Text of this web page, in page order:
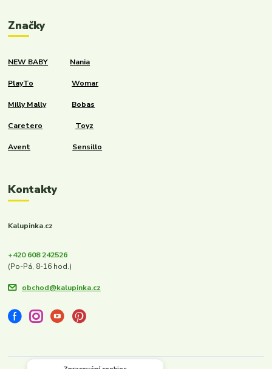
Značky
NEW BABY Nania
PlayTo Womar
Milly Mally Bobas
Caretero Toyz
Avent Sensillo
Kontakty
Kalupinka.cz
+420 608 242526
(Po-Pá, 8-16 hod.)
obchod@kalupinka.cz